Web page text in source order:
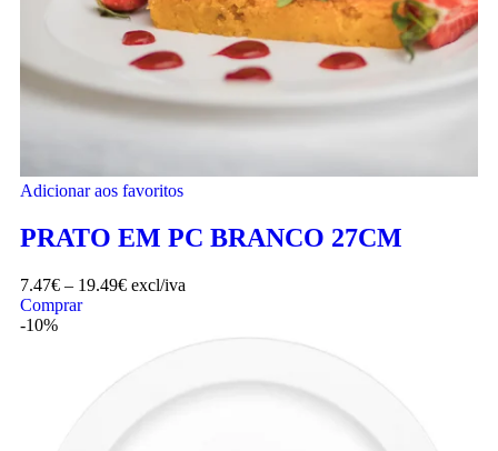
Adicionar aos favoritos
PRATO EM PC BRANCO 27CM
7.47€ – 19.49€ excl/iva
Comprar
-10%